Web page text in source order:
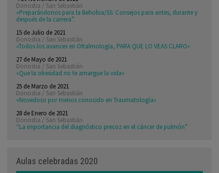
Donostia / San Sebastián
«Preparándonos para la Behobia/SS: Consejos para antes, durante y
después de la carrera”.
15 de Julio de 2021
Donostia / San Sebastián
«Todos los avances en Oftalmología, PARA QUE LO VEAS CLARO»
27 de Mayo de 2021
Donostia / San Sebastián
«Que la obesidad no te amargue la vida»
25 de Marzo de 2021
Donostia / San Sebastián
«Novedoso por menos conocido en Traumatología»
28 de Enero de 2021
Donostia / San Sebastián
“La importancia del diagnóstico precoz en el cáncer de pulmón”
Aulas celebradas 2020